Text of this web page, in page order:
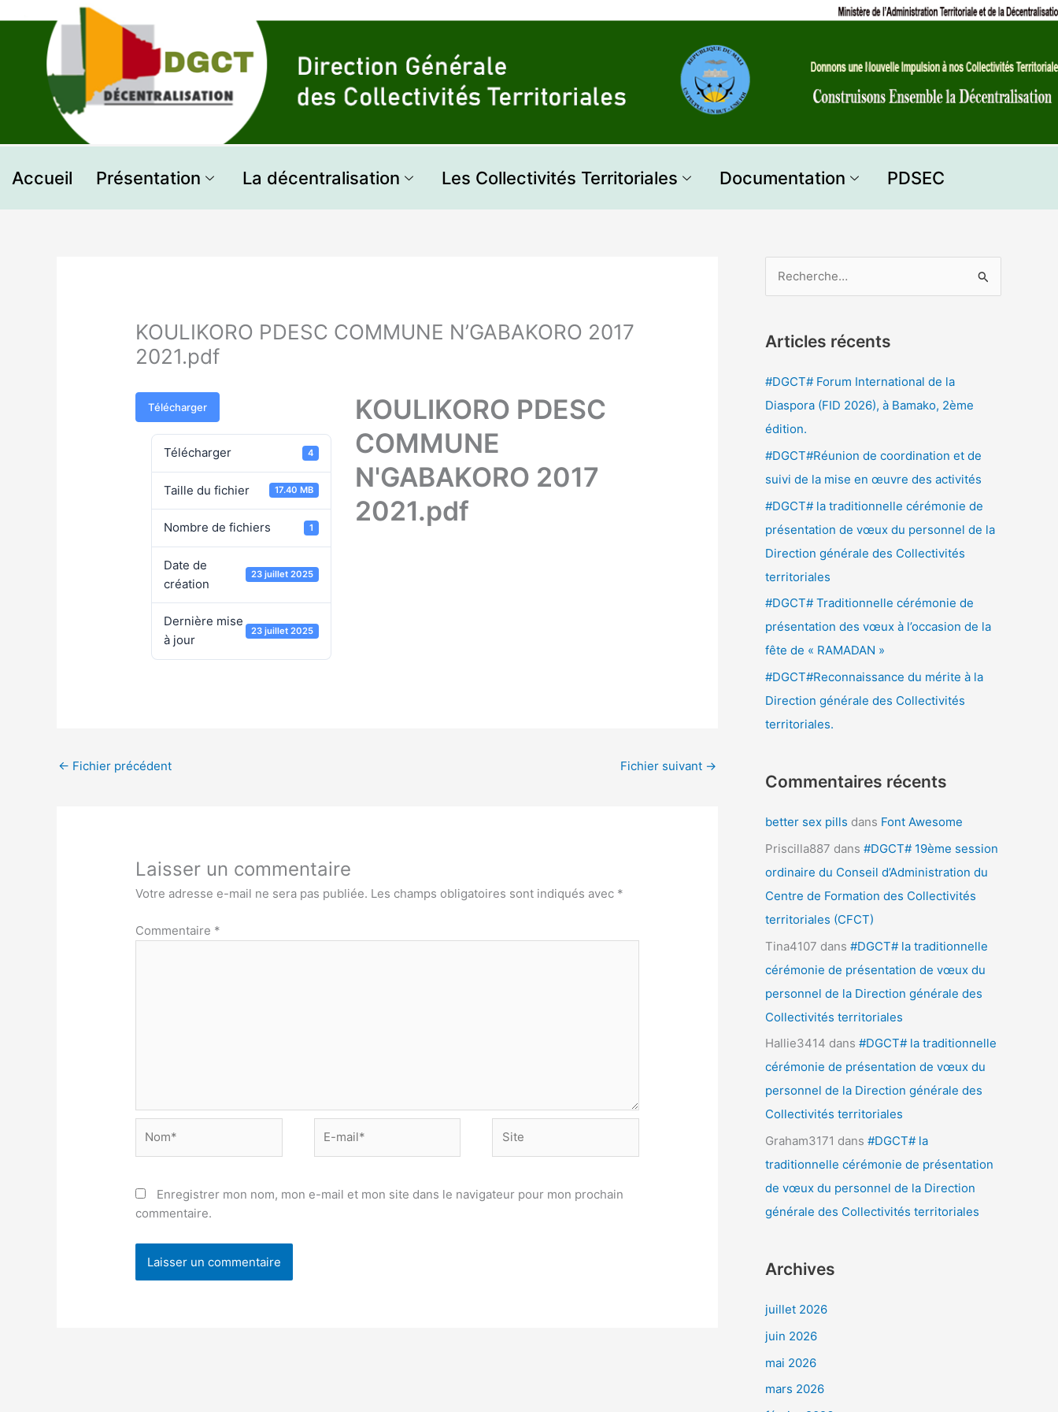
Accueil Présentation La décentralisation Les Collectivités Territoriales Documentation PDSEC
KOULIKORO PDESC COMMUNE N’GABAKORO 2017
2021.pdf
Télécharger
Télécharger 4
Taille du fichier 17.40 MB
Nombre de fichiers 1
Date de
création
23 juillet 2025
Dernière mise
à jour
23 juillet 2025
KOULIKORO PDESC
COMMUNE
N'GABAKORO 2017
2021.pdf
← Fichier précédent Fichier suivant →
Laisser un commentaire
Votre adresse e-mail ne sera pas publiée. Les champs obligatoires sont indiqués avec *
Commentaire *
mail*
Enregistrer mon nom, mon e-mail et mon site dans le navigateur pour mon prochain
commentaire.
h
e
r
c
:
Articles récents
#DGCT# Forum International de la
Diaspora (FID 2026), à Bamako, 2ème
édition.
#DGCT#Réunion de coordination et de
suivi de la mise en œuvre des activités
#DGCT# la traditionnelle cérémonie de
présentation de vœux du personnel de la
Direction générale des Collectivités
territoriales
#DGCT# Traditionnelle cérémonie de
présentation des vœux à l’occasion de la
fête de « RAMADAN »
#DGCT#Reconnaissance du mérite à la
Direction générale des Collectivités
territoriales.
Commentaires récents
better sex pills dans Font Awesome
Priscilla887 dans #DGCT# 19ème session
ordinaire du Conseil d’Administration du
Centre de Formation des Collectivités
territoriales (CFCT)
Tina4107 dans #DGCT# la traditionnelle
cérémonie de présentation de vœux du
personnel de la Direction générale des
Collectivités territoriales
Hallie3414 dans #DGCT# la traditionnelle
cérémonie de présentation de vœux du
personnel de la Direction générale des
Collectivités territoriales
Graham3171 dans #DGCT# la
traditionnelle cérémonie de présentation
de vœux du personnel de la Direction
générale des Collectivités territoriales
Archives
juillet 2026
juin 2026
mai 2026
mars 2026